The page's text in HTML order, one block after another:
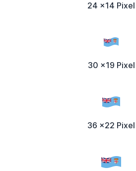
24 x14 Pixel
30 x19 Pixel
36 x22 Pixel